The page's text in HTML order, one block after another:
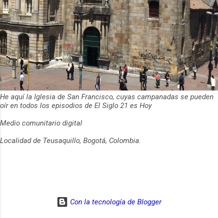
He aquí la Iglesia de San Francisco, cuyas campanadas se pueden
oír en todos los episodios de El Siglo 21 es Hoy
Medio comunitario digital
Localidad de Teusaquillo, Bogotá, Colombia.
Con la tecnología de Blogger